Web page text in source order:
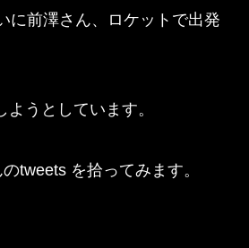
に前澤さん、ロケットで出発
うとしています。
tweets を拾ってみます。